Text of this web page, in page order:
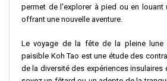
permet de l'explorer à pied ou en louant
offrant une nouvelle aventure.
Le voyage de la fête de la pleine lune
paisible Koh Tao est une étude des
de la diversité des expériences insulaires